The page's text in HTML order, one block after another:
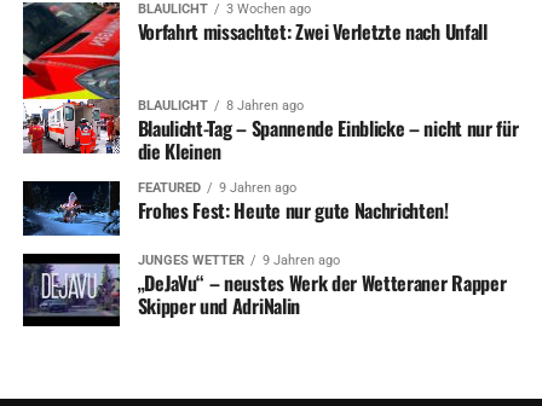
BLAULICHT 3 Wochen ago
Vorfahrt missachtet: Zwei Verletzte nach Unfall
BLAULICHT 8 Jahren ago
Blaulicht-Tag – Spannende Einblicke – nicht nur für
die Kleinen
FEATURED 9 Jahren ago
Frohes Fest: Heute nur gute Nachrichten!
JUNGES WETTER 9 Jahren ago
„DeJaVu“ – neustes Werk der Wetteraner Rapper
Skipper und AdriNalin